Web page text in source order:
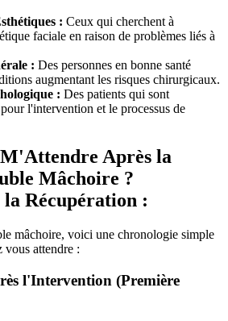
: Ceux qui cherchent à
faciale en raison de problèmes liés à
: Des personnes en bonne santé
augmentant les risques chirurgicaux.
: Des patients qui sont
l'intervention et le processus de
Après la
Mâchoire ?
Récupération :
mâchoire, voici une chronologie simple
vous attendre :
l'Intervention (Première